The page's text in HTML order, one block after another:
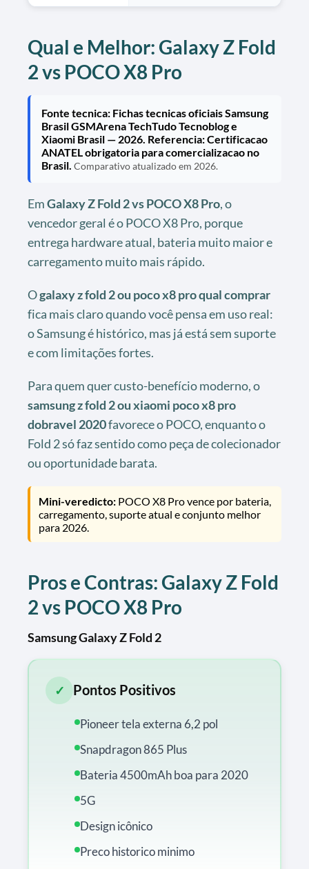
Qual e Melhor: Galaxy Z Fold
2 vs POCO X8 Pro
Fonte tecnica: Fichas tecnicas oficiais Samsung
Brasil GSMArena TechTudo Tecnoblog e
Xiaomi Brasil — 2026. Referencia: Certificacao
ANATEL obrigatoria para comercializacao no
Brasil. Comparativo atualizado em 2026.
EmGalaxy Z Fold 2 vs POCO X8 Pro, o
vencedor geral é o POCO X8 Pro, porque
entrega hardware atual, bateria muito maior e
carregamento muito mais rápido.
Ogalaxy z fold 2 ou poco x8 pro qual comprar
fica mais claro quando você pensa em uso real:
o Samsung é histórico, mas já está sem suporte
e com limitações fortes.
Para quem quer custo-benefício moderno, o
samsung z fold 2 ou xiaomi poco x8 pro
dobravel 2020favorece o POCO, enquanto o
Fold 2 só faz sentido como peça de colecionador
ou oportunidade barata.
Mini-veredicto: POCO X8 Pro vence por bateria,
carregamento, suporte atual e conjunto melhor
para 2026.
Pros e Contras: Galaxy Z Fold
2 vs POCO X8 Pro
Samsung Galaxy Z Fold 2
✓ Pontos Positivos
Pioneer tela externa 6,2 pol
Snapdragon 865 Plus
Bateria 4500mAh boa para 2020
5G
Design icônico
Preco historico minimo